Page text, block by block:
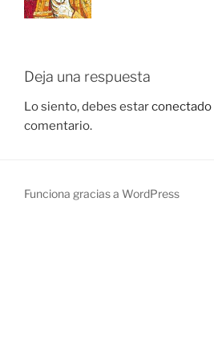
Deja una respuesta
Lo siento, debes estarconectado
comentario.
Funciona gracias a WordPress